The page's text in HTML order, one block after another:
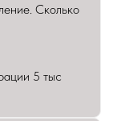
Сколько
5 тыс